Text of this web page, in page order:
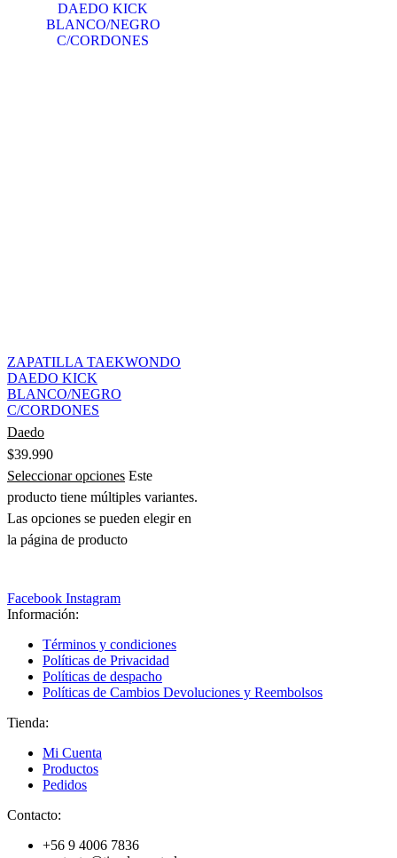
ZAPATILLA TAEKWONDO
DAEDO KICK
BLANCO/NEGRO
C/CORDONES
Daedo
$39.990
Seleccionar opciones Este
producto tiene múltiples variantes.
Las opciones se pueden elegir en
la página de producto
Facebook Instagram
Información:
Términos y condiciones
Políticas de Privacidad
Políticas de despacho
Políticas de Cambios Devoluciones y Reembolsos
Tienda:
Mi Cuenta
Productos
Pedidos
Contacto:
+56 9 4006 7836